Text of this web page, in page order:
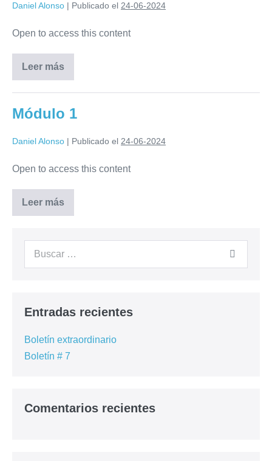
Daniel Alonso | Publicado el 24-06-2024
Open to access this content
Leer más
Módulo 1
Daniel Alonso | Publicado el 24-06-2024
Open to access this content
Leer más
Entradas recientes
Boletín extraordinario
Boletín # 7
Comentarios recientes